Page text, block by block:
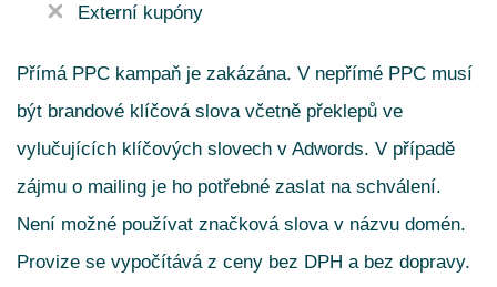
Externí kupóny
Přímá PPC kampaň je zakázána. V nepřímé PPC musí
být brandové klíčová slova včetně překlepů ve
vylučujících klíčových slovech v Adwords. V případě
zájmu o mailing je ho potřebné zaslat na schválení.
Není možné používat značková slova v názvu domén.
Provize se vypočítává z ceny bez DPH a bez dopravy.